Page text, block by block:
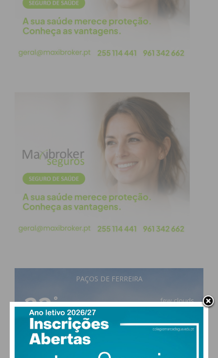
PAÇOS DE FERREIRA
22°
few clouds
MAX 22 • MIN 22